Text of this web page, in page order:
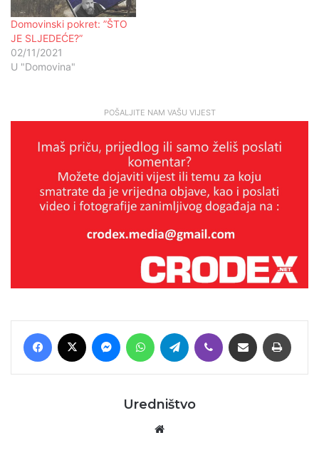
Domovinski pokret: ”ŠTO
JE SLJEDEĆE?”
02/11/2021
U "Domovina"
POŠALJITE NAM VAŠU VIJEST
Facebook MessengerWhatsAppTelegram Viber Podijeli putem E-maila
Uredništvo